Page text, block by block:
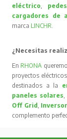
eléctrico
cargadores de
marca LINCHR
¿Necesitas
En RHONA
proyectos
destinados a la
paneles solares
Off Grid
complemento